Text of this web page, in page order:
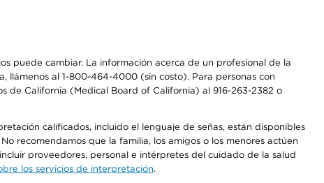
puede cambiar. La información acerca de un profesional de la
llámenos al 1-800-464-4000 (sin costo). Para personas con
de California (Medical Board of California) al 916-263-2382 o
calificados, incluido el lenguaje de señas, están disponibles
recomendamos que la familia, los amigos o los menores actúen
proveedores, personal e intérpretes del cuidado de la salud
los servicios de interpretación.